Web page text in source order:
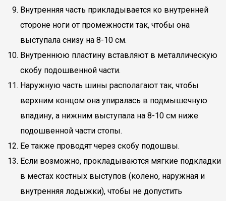
Внутренняя часть прикладывается ко внутренней
стороне ноги от промежности так, чтобы она
выступала снизу на 8-10 см.
Внутреннюю пластину вставляют в металлическую
скобу подошвенной части.
Наружную часть шины располагают так, чтобы
верхним концом она упиралась в подмышечную
впадину, а нижним выступала на 8-10 см ниже
подошвенной части стопы.
Ее также проводят через скобу подошвы.
Если возможно, прокладываются мягкие подкладки
в местах костных выступов (колено, наружная и
внутренняя лодыжки), чтобы не допустить